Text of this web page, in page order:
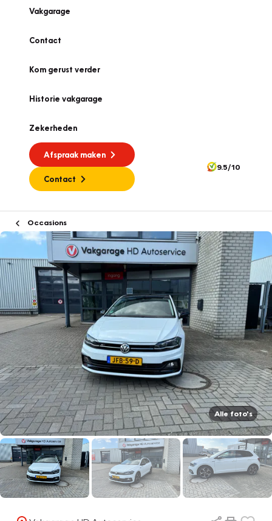
Vakgarage
Contact
Kom gerust verder
Historie vakgarage
Zekerheden
Afspraak maken
Contact
9.5/10
Occasions
Alle foto's